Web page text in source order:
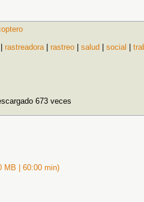
rastreadora| rastreo salud social
673 veces
MB | 60:00 min)